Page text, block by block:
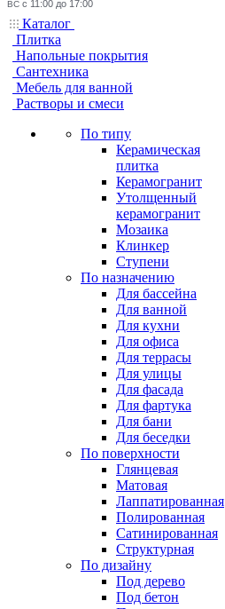
ВС с 11:00 до 17:00
Каталог
Плитка
Напольные покрытия
Сантехника
Мебель для ванной
Растворы и смеси
По типу
Керамическая
плитка
Керамогранит
Утолщенный
керамогранит
Мозаика
Клинкер
Ступени
По назначению
Для бассейна
Для ванной
Для кухни
Для офиса
Для террасы
Для улицы
Для фасада
Для фартука
Для бани
Для беседки
По поверхности
Глянцевая
Матовая
Лаппатированная
Полированная
Сатинированная
Структурная
По дизайну
Под дерево
Под бетон